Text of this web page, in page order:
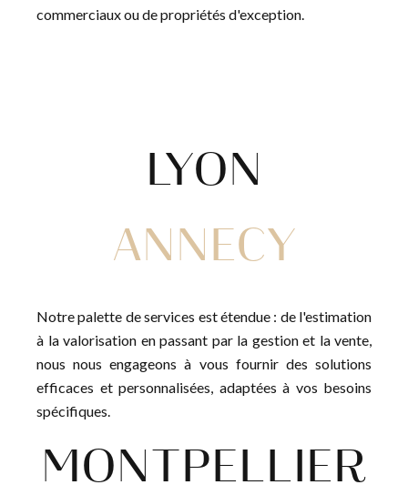
commerciaux ou de propriétés d'exception.
LYON
ANNECY
Notre palette de services est étendue : de l'estimation
à la valorisation en passant par la gestion et la vente,
nous nous engageons à vous fournir des solutions
efficaces et personnalisées, adaptées à vos besoins
spécifiques.
MONTPELLIER